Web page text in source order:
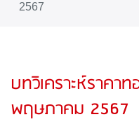
2567
บทวิเคราะห์ราคา
พฤษภาคม 2567